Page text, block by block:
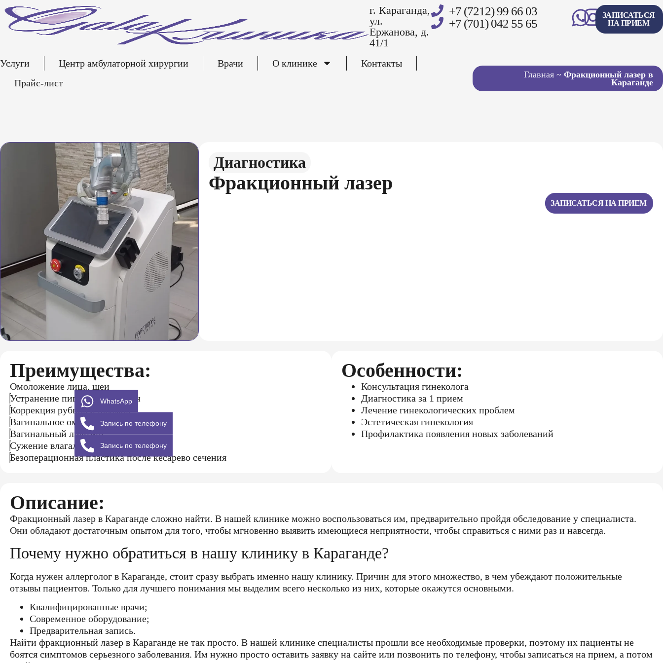
г. Караганда,
ул.
Ержанова, д.
41/1
+7 (7212) 99 66 03
+7 (701) 042 55 65
ЗАПИСАТЬСЯ
НА ПРИЕМ
Услуги Центр амбулаторной хирургии Врачи О клинике
Контакты
Прайс-лист
Главная ~ Фрaкциoнный лaзер в
Караганде
Диагностика
Фрaкциoнный лaзер
ЗАПИСАТЬСЯ НА ПРИЕМ
Преимущества:
Омоложение лица, шеи
Устранение пигментных пятен
Коррекция рубцов и шрамов
Вагинальное омоложение
Вагинальный лифтинг
Сужение влагалища
Безоперационная пластика после кесарево сечения
Особенности:
Консультация гинеколога
Диагностика за 1 прием
Лечение гинекологических проблем
Эстетическая гинекология
Профилактика появления новых заболеваний
Описание:
Фракционный лазер в Караганде сложно найти. В нашей клинике можно воспользоваться им, предварительно пройдя обследование у специалиста.
Они обладают достаточным опытом для того, чтобы мгновенно выявить имеющиеся неприятности, чтобы справиться с ними раз и навсегда.
Почему нужно обратиться в нашу клинику в Караганде?
Когда нужен аллерголог в Караганде, стоит сразу выбрать именно нашу клинику. Причин для этого множество, в чем убеждают положительные
отзывы пациентов. Только для лучшего понимания мы выделим всего несколько из них, которые окажутся основными.
Квалифицированные врачи;
Современное оборудование;
Предварительная запись.
Найти фракционный лазер в Караганде не так просто. В нашей клинике специалисты прошли все необходимые проверки, поэтому их пациенты не
боятся симптомов серьезного заболевания. Им нужно просто оставить заявку на сайте или позвонить по телефону, чтобы записаться на прием, а потом
WhatsApp
Запись по телефону
Запись по телефону